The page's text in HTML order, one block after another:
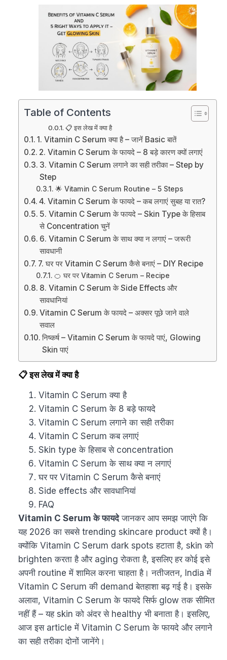
Table of Contents
📋 इस लेख में क्या है
1. Vitamin C Serum क्या है – जानें Basic बातें
2. Vitamin C Serum के फायदे – 8 बड़े कारण क्यों लगाएं
3. Vitamin C Serum लगाने का सही तरीका – Step by
Step
🌟 Vitamin C Serum Routine – 5 Steps
4. Vitamin C Serum के फायदे – कब लगाएं सुबह या रात?
5. Vitamin C Serum के फायदे – Skin Type के हिसाब
से Concentration चुनें
6. Vitamin C Serum के साथ क्या न लगाएं – जरूरी
सावधानी
7. घर पर Vitamin C Serum कैसे बनाएं – DIY Recipe
🍊 घर पर Vitamin C Serum – Recipe
8. Vitamin C Serum के Side Effects और
सावधानियां
Vitamin C Serum के फायदे – अक्सर पूछे जाने वाले
सवाल
निष्कर्ष – Vitamin C Serum के फायदे पाएं, Glowing
Skin पाएं
📋 इस लेख में क्या है
Vitamin C Serum क्या है
Vitamin C Serum के 8 बड़े फायदे
Vitamin C Serum लगाने का सही तरीका
Vitamin C Serum कब लगाएं
Skin type के हिसाब से concentration
Vitamin C Serum के साथ क्या न लगाएं
घर पर Vitamin C Serum कैसे बनाएं
Side effects और सावधानियां
FAQ
Vitamin C Serum के फायदेजानकर आप समझ जाएंगे कि
यह 2026 का सबसे trending skincare product क्यों है।
क्योंकि Vitamin C Serum dark spots हटाता है, skin को
brighten करता है और aging रोकता है, इसलिए हर कोई इसे
अपनी routine में शामिल करना चाहता है। नतीजतन, India में
Vitamin C Serum की demand बेतहाशा बढ़ गई है। इसके
अलावा, Vitamin C Serum के फायदे सिर्फ glow तक सीमित
नहीं हैं – यह skin को अंदर से healthy भी बनाता है। इसलिए,
आज इस article में Vitamin C Serum के फायदे और लगाने
का सही तरीका दोनों जानेंगे।